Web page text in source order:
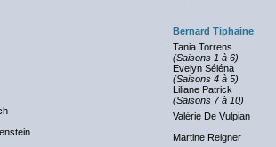
Bernard Tiphaine
Tania Torrens
(Saisons 1 à 6)
Evelyn Séléna
(Saisons 4 à 5)
Liliane Patrick
(Saisons 7 à 10)
Valérie De Vulpian
Martine Reigner